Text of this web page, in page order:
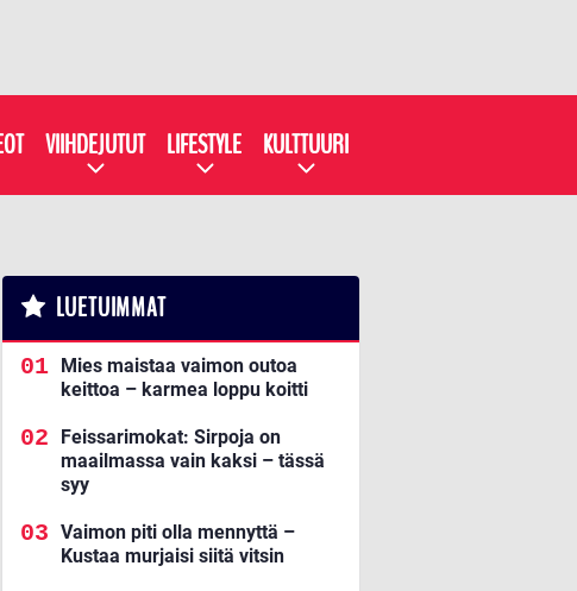
VIIHDEJUTUT LIFESTYLE KULTTUURI
LUETUIMMAT
Mies maistaa vaimon outoa
keittoa – karmea loppu koitti
Feissarimokat: Sirpoja on
maailmassa vain kaksi – tässä
syy
Vaimon piti olla mennyttä –
Kustaa murjaisi siitä vitsin